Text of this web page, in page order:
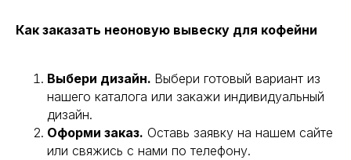
Как заказать неоновую вывеску для кофейни
Выбери дизайн. Выбери готовый вариант из
нашего каталога или закажи индивидуальный
дизайн.
Оформи заказ. Оставь заявку на нашем сайте
или свяжись с нами по телефону.